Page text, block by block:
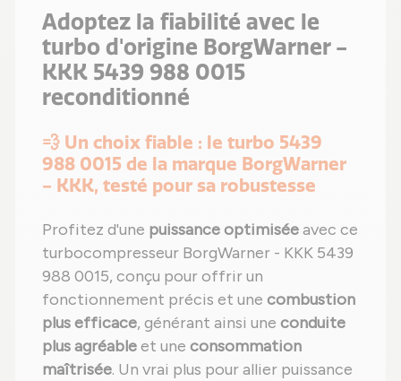
Adoptez la fiabilité avec le
turbo d'origine BorgWarner -
KKK 5439 988 0015
reconditionné
💨 Un choix fiable : le turbo 5439
988 0015 de la marque BorgWarner
- KKK, testé pour sa robustesse
Profitez d'une puissance optimiséeavec ce
turbocompresseur BorgWarner - KKK 5439
988 0015, conçu pour offrir un
fonctionnement précis et une combustion
plus efficace, générant ainsi une conduite
plus agréableet une consommation
maîtrisée. Un vrai plus pour allier puissance